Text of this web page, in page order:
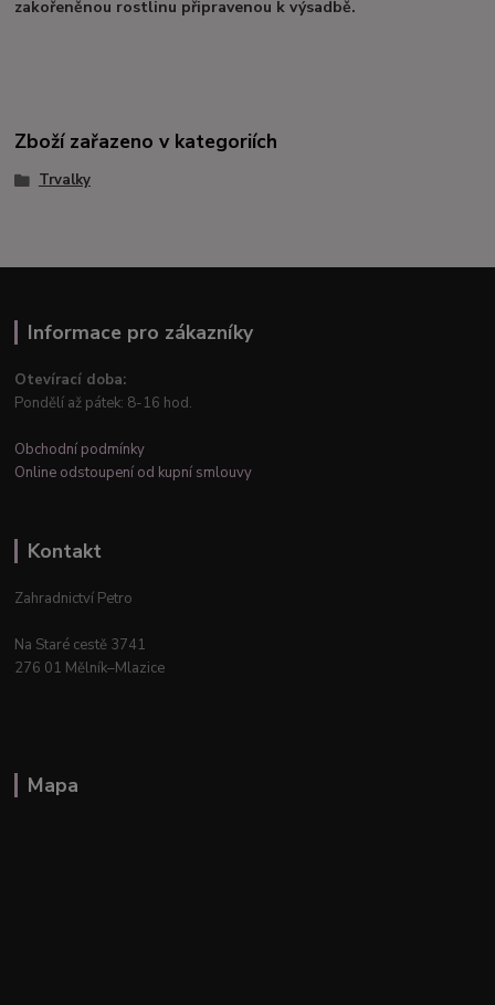
zakořeněnou rostlinu připravenou k výsadbě.
Zboží zařazeno v kategoriích
Trvalky
Informace pro zákazníky
Otevírací doba:
Pondělí až pátek: 8-16 hod.
Obchodní podmínky
Online odstoupení od kupní smlouvy
Kontakt
Zahradnictví Petro
Na Staré cestě 3741
276 01 Mělník–Mlazice
Mapa